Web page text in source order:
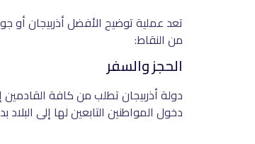
تعد عملية توضيح الأفضل أذربيجان أو
من النقاط:
الحجز والسفر
دولة أذربيجان تطلب من كافة القادمين
دخول المواطنين التابعين لها إلى